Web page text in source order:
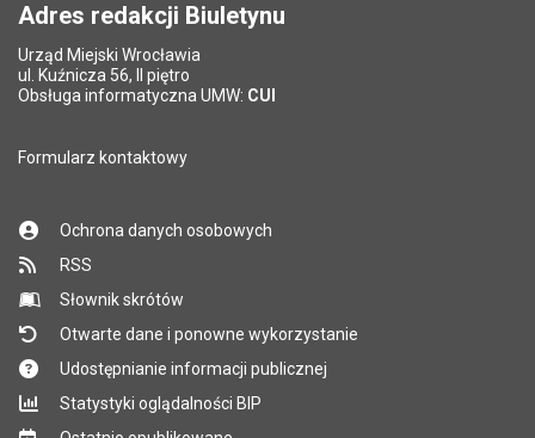
Adres redakcji Biuletynu
Urząd Miejski Wrocławia
ul. Kuźnicza 56, II piętro
Obsługa informatyczna UMW: CUI
Formularz kontaktowy
Ochrona danych osobowych
RSS
Słownik skrótów
Otwarte dane i ponowne wykorzystanie
Udostępnianie informacji publicznej
Statystyki oglądalności BIP